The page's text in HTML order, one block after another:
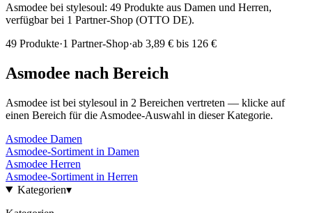
Asmodee bei stylesoul: 49 Produkte aus Damen und Herren,
verfügbar bei 1 Partner-Shop (OTTO DE).
49 Produkte·1 Partner-Shop·ab 3,89 € bis 126 €
Asmodee nach Bereich
Asmodee ist bei stylesoul in 2 Bereichen vertreten — klicke auf
einen Bereich für die Asmodee-Auswahl in dieser Kategorie.
Asmodee Damen
Asmodee-Sortiment in Damen
Asmodee Herren
Asmodee-Sortiment in Herren
Kategorien▾